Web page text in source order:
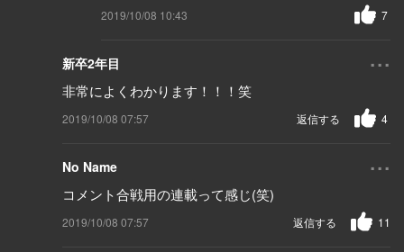
2019/10/08 10:43 7
新卒2年目 ...
非常によくわかります！！！笑
2019/10/08 07:57 4
返信する
No Name ...
コメント合戦用の連載って感じ(笑)
2019/10/08 07:57 11
返信する